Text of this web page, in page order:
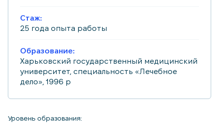
Стаж:
25 года опыта работы
Образование:
Харьковский государственный медицинский
университет, специальность «Лечебное
дело», 1996 р
Уровень образования: